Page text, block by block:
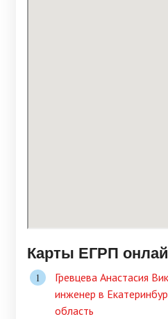
Карты ЕГРП
Гревцева Анастасия
инженер в
область